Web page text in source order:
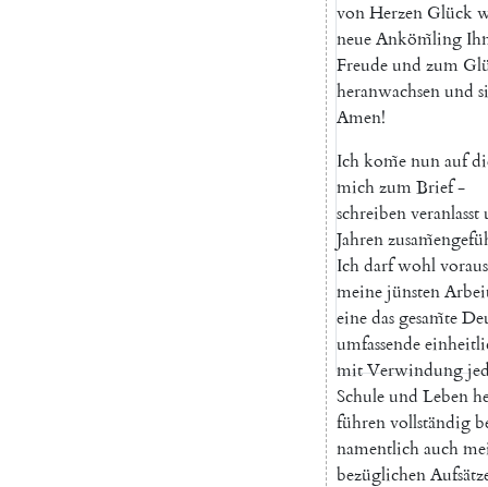
vonHerzen Glück
neueAnköm̃ling
Freudeund zum
heranwachsenund
Amen!
Ichkom̃enunauf
michzumBrief-
schreibenveranlasst
Jahren
Ichdarfwohl
meinejünsten
einedasgesam̃te
umfassende
mitVerwindung
Schuleund Leben
führenvollständig
namentlichauch
bezüglichen